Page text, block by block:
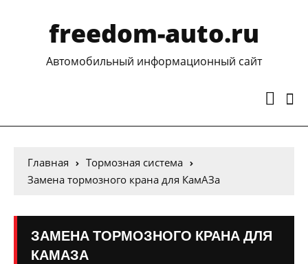
freedom-auto.ru
Автомобильный информационный сайт
Главная
Тормозная система
Замена тормозного крана для КамАЗа
ЗАМЕНА ТОРМОЗНОГО КРАНА ДЛЯ
КАМАЗА